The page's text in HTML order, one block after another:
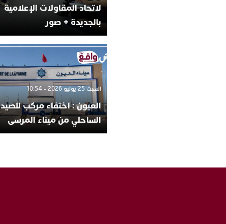
لاتحاد المقاولات الإعلامية
بالجديدة + صور
السبت 25 يوليو 2026 - 10:54
العيون : اختفاء مركب للصيد
الساحلي من ميناء المرسى